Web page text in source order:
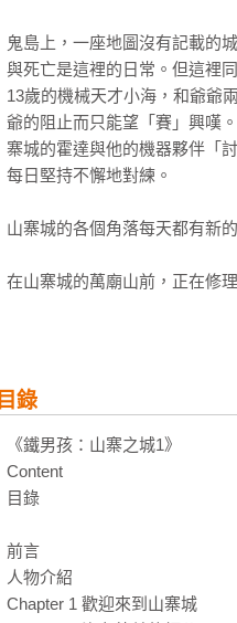
鬼島上，一座地圖沒有記載的
與死亡是這裡的日常。但這裡
13歲的機械天才小海，和爺爺
爺的阻止而只能望「賽」興嘆
寨城的霍達與他的機器夥伴「
每日堅持不懈地對練。
山寨城的各個角落每天都有新
在山寨城的萬廟山前，正在修
一行人相遇後，為了各自的理
搜影片：霸王集團的秘密機器
麻煩的一夥人也來到達山寨城
具有機械天賦的小海在大展身
跟著麥叔叔體驗充滿「賽博龐
想念山寨城嗎？懷念機器人擂
目錄
《鐵男孩：山寨之城1》
Content
目錄
前言
人物介紹
Chapter 1 歡迎來到山寨城